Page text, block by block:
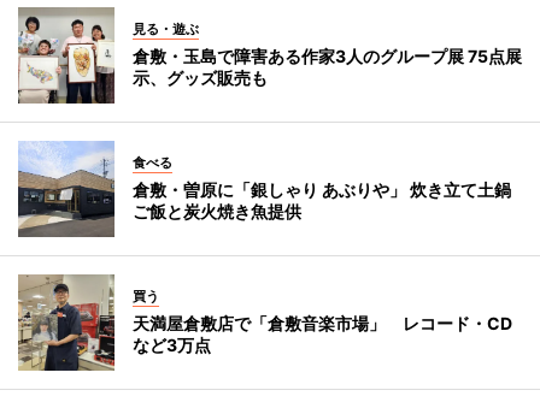
見る・遊ぶ
倉敷・玉島で障害ある作家3人のグループ展 75点展
示、グッズ販売も
食べる
倉敷・曽原に「銀しゃり あぶりや」 炊き立て土鍋
ご飯と炭火焼き魚提供
買う
天満屋倉敷店で「倉敷音楽市場」 レコード・CD
など3万点